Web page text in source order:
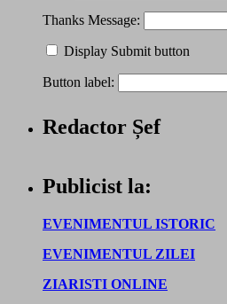
Thanks Message:
Display Submit button
Button label:
Redactor Șef
Publicist la:
EVENIMENTUL ISTORIC
EVENIMENTUL ZILEI
ZIARISTI ONLINE